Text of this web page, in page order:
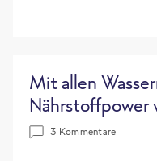
Mit allen
Nährstoffpower
3 Kommentare